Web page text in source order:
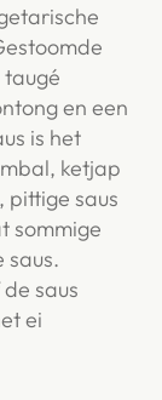
taugé
en een
is het
ketjap
pittige saus
sommige
saus.
saus
ei